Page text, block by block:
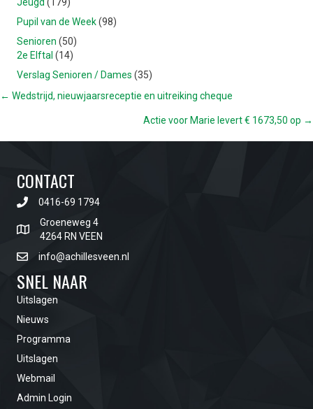
Pupil van de Week(98)
Senioren (50)
2e Elftal (14)
Verslag Senioren / Dames (35)
POSTS
← Wedstrijd, nieuwjaarsreceptie en uitreiking cheque
Actie voor Marie levert € 1673,50 op →
CONTACT
0416-69 1794
Groeneweg 4
4264 RN VEEN
info@achillesveen.nl
SNEL NAAR
Uitslagen
Nieuws
Programma
Uitslagen
Webmail
Admin Login